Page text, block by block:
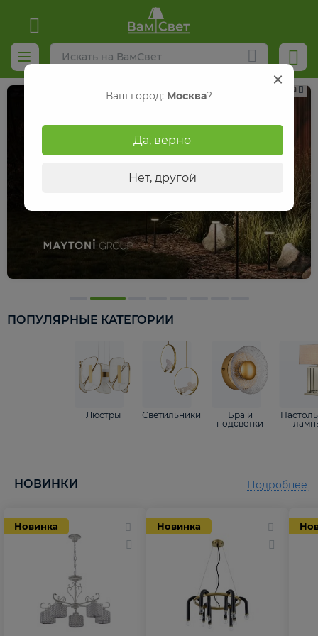
Реклама
ПОПУЛЯРНЫЕ КАТЕГОРИИ
Люстры Светильники
Бра и
подсветки
НОВИНКИ
Новинка Новинка
Подробнее
Ваш город: Москва?
Да, верно
Нет, другой